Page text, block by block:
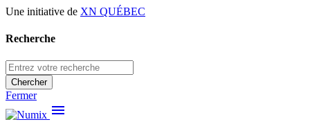
Une initiative de XN QUÉBEC
Recherche
Chercher
Fermer
menu